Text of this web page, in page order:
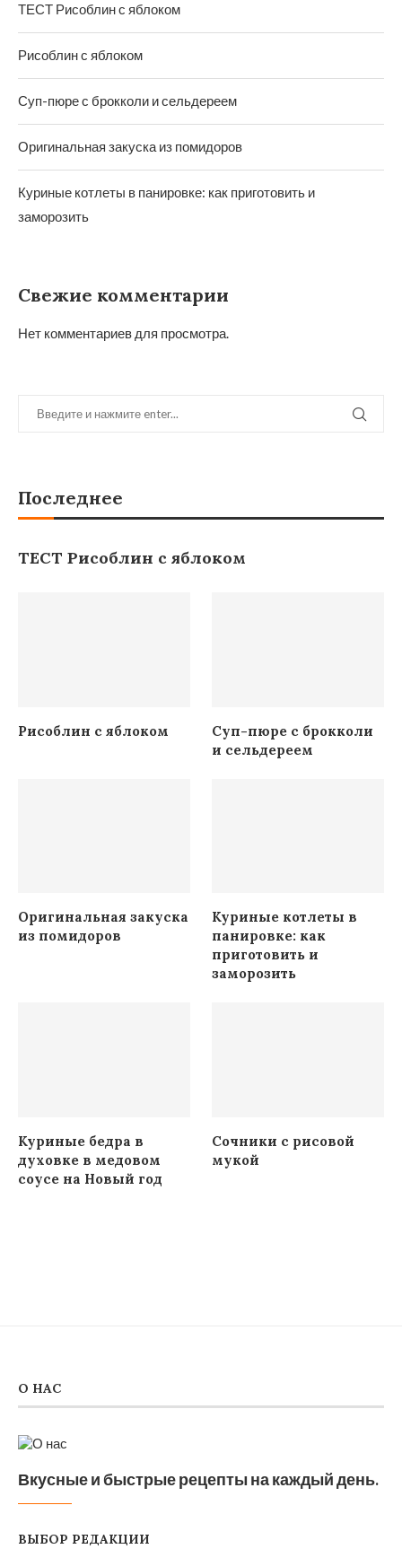
ТЕСТ Рисоблин с яблоком
Рисоблин с яблоком
Суп-пюре с брокколи и сельдереем
Оригинальная закуска из помидоров
Куриные котлеты в панировке: как приготовить и
заморозить
Свежие комментарии
Нет комментариев для просмотра.
Последнее
ТЕСТ Рисоблин с яблоком
Рисоблин с яблоком
Суп-пюре с брокколи
и сельдереем
Оригинальная закуска
из помидоров
Куриные котлеты в
панировке: как
приготовить и
заморозить
Куриные бедра в
духовке в медовом
соусе на Новый год
Сочники с рисовой
мукой
О НАС
Вкусные и быстрые рецепты на каждый день.
ВЫБОР РЕДАКЦИИ